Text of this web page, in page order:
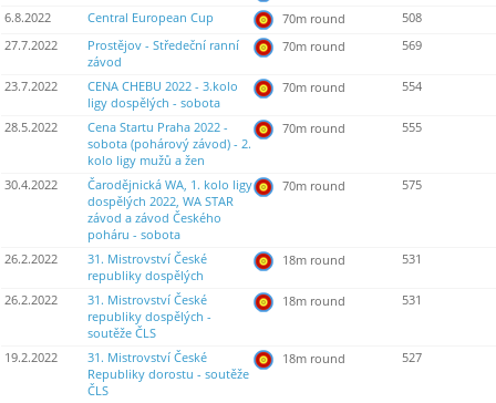
6.8.2022
Central European Cup 70m round
508
27.7.2022
Prostějov - Středeční ranní
závod
70m round 569
23.7.2022
CENA CHEBU 2022 - 3.kolo
ligy dospělých - sobota
70m round 554
28.5.2022
Cena Startu Praha 2022 -
sobota (pohárový závod) - 2.
kolo ligy mužů a žen
70m round 555
30.4.2022
Čarodějnická WA, 1. kolo ligy
dospělých 2022, WA STAR
závod a závod Českého
poháru - sobota
70m round 575
26.2.2022
31. Mistrovství České
republiky dospělých
18m round 531
26.2.2022
31. Mistrovství České
republiky dospělých -
soutěže ČLS
18m round 531
19.2.2022
31. Mistrovství České
Republiky dorostu - soutěže
ČLS
18m round 527